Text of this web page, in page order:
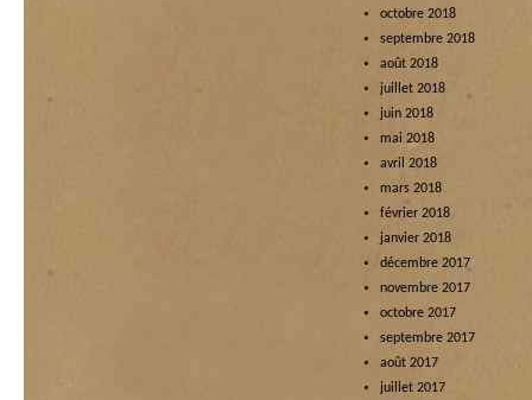
octobre 2018
septembre 2018
août 2018
juillet 2018
juin 2018
mai 2018
avril 2018
mars 2018
février 2018
janvier 2018
décembre 2017
novembre 2017
octobre 2017
septembre 2017
août 2017
juillet 2017